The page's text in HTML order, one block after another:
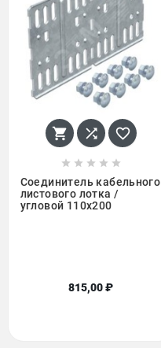
  
    
Соединитель кабельного
листового лотка /
угловой 110x200
815,00 ₽